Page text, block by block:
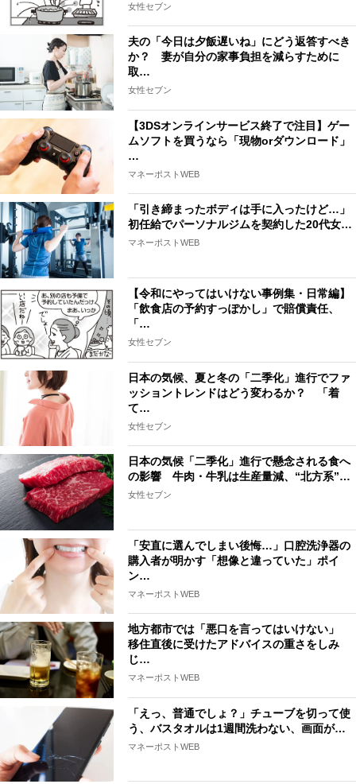
女性セブン
夫の「今日は夕飯遅いね」にどう返答すべき
か？ 妻が自分の家事負担を減らすために
取…
女性セブン
【3DSオンラインサービス終了で注目】ゲー
ムソフトを買うなら「現物orダウンロード」
…
マネーポストWEB
「引き締まったボディは手に入ったけど…」
初任給でパーソナルジムを契約した20代女…
マネーポストWEB
【令和にやってはいけない事例集・日常編】
「飲食店の予約すっぽかし」で賠償責任、
「…
女性セブン
日本の気候、夏と冬の「二季化」進行でファ
ッショントレンドはどう変わるか？ 「着
て…
女性セブン
日本の気候「二季化」進行で懸念される食へ
の影響 牛肉・牛乳は生産量減、“北方系”…
女性セブン
「安直に選んでしまい後悔…」口腔洗浄器の
購入者が明かす「想像と違っていた」ポイ
ン…
マネーポストWEB
地方都市では「悪口を言ってはいけない」
移住直後に受けたアドバイスの重さをしみ
じ…
マネーポストWEB
「えっ、普通でしょ？」チューブを切って使
う、バスタオルは1週間洗わない、画面が…
マネーポストWEB